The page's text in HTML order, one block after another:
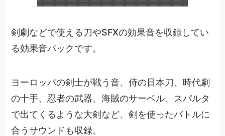
剣劇などで使える刀やSFXの効果音を収録してい
る効果音パックです。
ヨーロッパの剣士が戦う音、侍の日本刀、時代劇
の十手、忍者の武器、海賊のサーベル、スパルタ
で出てくるような大剣など、剣を使ったバトルに
合うサウンドも収録。